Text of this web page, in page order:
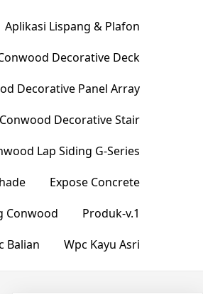
Aplikasi Lispang & Plafon
Decorative Deck
Decorative Panel Array
Conwood Decorative Stair
Lap Siding G-Series
Expose Concrete
Conwood
Produk-v.1
Balian Wpc Kayu Asri